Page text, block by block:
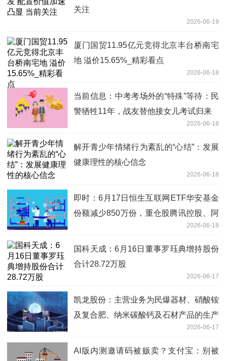
关注
2026-06-19
厦门国贸11.95亿元竞得北京丰台桥南宅
地 溢价15.65%_精彩看点
2026-06-18
当前信息：中考考场外的“特殊”等待：民
警牺牲11年，战友替他接女儿考试归来
2026-06-18
解开青少年情绪行为紊乱的“心结”：发展
健康理性的核心信念
2026-06-18
即时：6月17日恒生互联网ETF华安基金
份额减少850万份，重仓股腾讯控股、阿
2026-06-18
国科天成：6月16日董事罗珏典增持股份
合计28.72万股
2026-06-17
凯龙股份：主营业务为民爆器材、硝酸铵
及复合肥、纳米碳酸钙及石材产品的生产
2026-06-17
AI版内测邀请码被贩卖？支付宝：别被